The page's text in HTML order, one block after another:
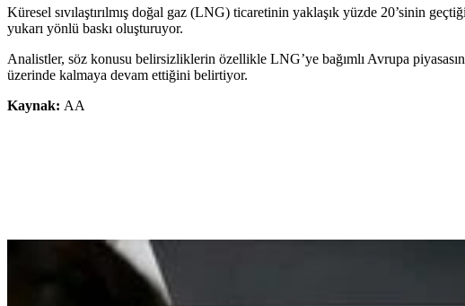
Küresel sıvılaştırılmış doğal gaz (LNG) ticaretinin yaklaşık yüzde 20’sinin
yukarı yönlü baskı oluşturuyor.
Analistler, söz konusu belirsizliklerin özellikle LNG’ye bağımlı Avrupa
üzerinde kalmaya devam ettiğini belirtiyor.
Kaynak: AA